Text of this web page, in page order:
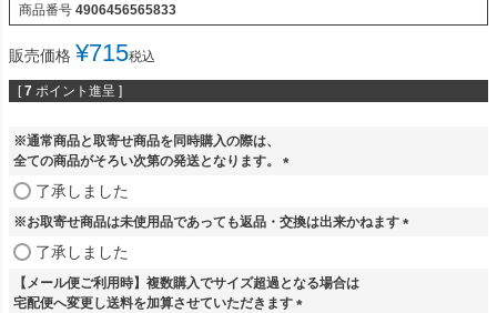
商品番号 4906456565833
販売価格 ¥715税込
[ 7 ポイント進呈 ]
※通常商品と取寄せ商品を同時購入の際は、
全ての商品がそろい次第の発送となります。
須
了承しました
※お取寄せ商品は未使用品であっても返品・交換は出来かねます
了承しました
【メール便ご利用時】複数購入でサイズ超過となる場合は
宅配便へ変更し送料を加算させていただきます